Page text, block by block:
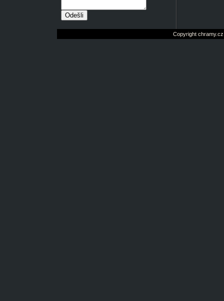
Copyright